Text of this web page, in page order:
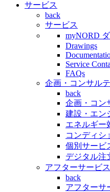
サービス
back
サービス
myNORD
Drawings
Service
FAQs
企画・コンサル
back
企画・コン
建設・エン
エネルギー
コンディシ
個別サービ
デジタル注
アフターサービス
back
アフターサ